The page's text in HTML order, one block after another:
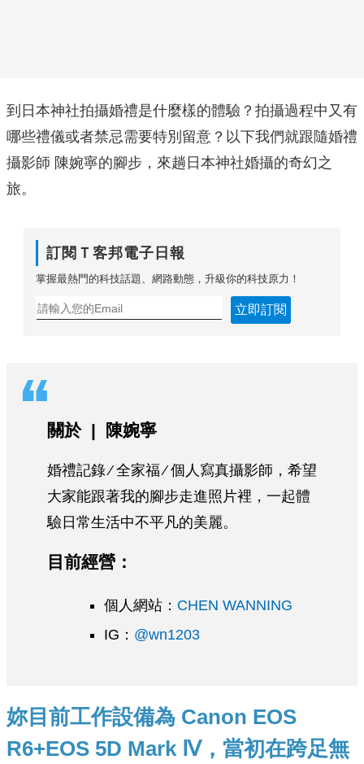
到日本神社拍攝婚禮是什麼樣的體驗？拍攝過程中又有
哪些禮儀或者禁忌需要特別留意？以下我們就跟隨婚禮
攝影師 陳婉寧的腳步，來趟日本神社婚攝的奇幻之
旅。
訂閱Ｔ客邦電子日報
掌握最熱門的科技話題、網路動態，升級你的科技原力！
立即訂閱
關於 | 陳婉寧
婚禮記錄 ∕ 全家福 ∕ 個人寫真攝影師，希望
大家能跟著我的腳步走進照片裡，一起體
驗日常生活中不平凡的美麗。
目前經營：
個人網站： CHEN WANNING
IG： @wn1203
妳目前工作設備為 Canon EOS
R6+EOS 5D Mark Ⅳ，當初在跨足無